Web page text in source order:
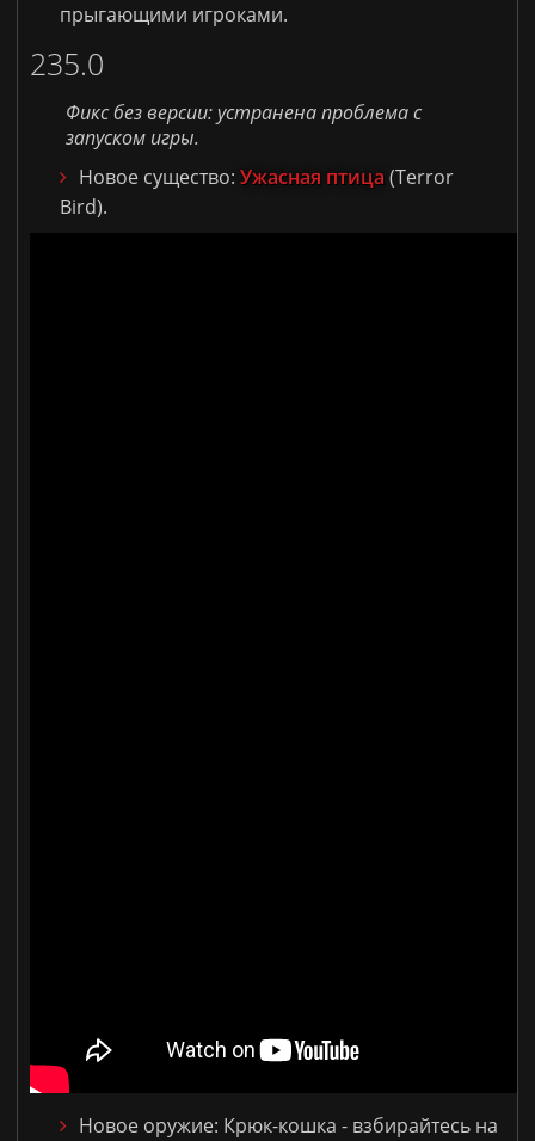
прыгающими игроками.
235.0
Фикс без версии: устранена проблема с
запуском игры.
Новое существо: Ужасная птица (Terror
Bird).
Новое оружие: Крюк-кошка - взбирайтесь на